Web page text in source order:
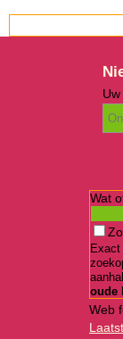
Wat
oude
Web